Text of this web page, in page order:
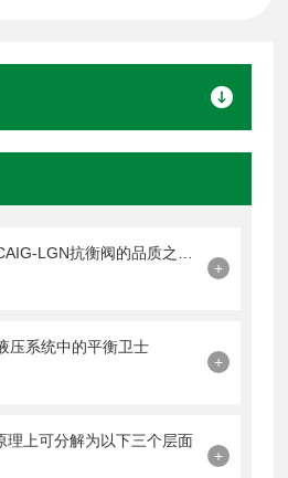
+
压系统中的平衡卫士
+
理上可分解为以下三个层面
+